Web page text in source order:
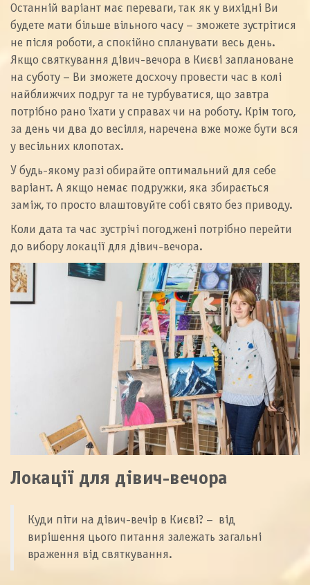
Останній варіант має переваги, так як у вихідні Ви
будете мати більше вільного часу – зможете зустрітися
не після роботи, а спокійно спланувати весь день.
Якщо святкування дівич-вечора в Києві заплановане
на суботу – Ви зможете досхочу провести час в колі
найближчих подруг та не турбуватися, що завтра
потрібно рано їхати у справах чи на роботу. Крім того,
за день чи два до весілля, наречена вже може бути вся
у весільних клопотах.
У будь-якому разі обирайте оптимальний для себе
варіант. А якщо немає подружки, яка збирається
заміж, то просто влаштовуйте собі свято без приводу.
Коли дата та час зустрічі погоджені потрібно перейти
до вибору локації для дівич-вечора.
Локації для дівич-вечора
Куди піти на дівич-вечір в Києві? – від
вирішення цього питання залежать загальні
враження від святкування.